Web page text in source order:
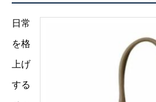
日常
を格
上げ
する